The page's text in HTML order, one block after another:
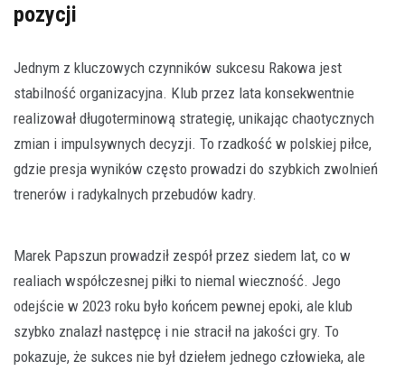
pozycji
Jednym z kluczowych czynników sukcesu Rakowa jest
stabilność organizacyjna. Klub przez lata konsekwentnie
realizował długoterminową strategię, unikając chaotycznych
zmian i impulsywnych decyzji. To rzadkość w polskiej piłce,
gdzie presja wyników często prowadzi do szybkich zwolnień
trenerów i radykalnych przebudów kadry.
Marek Papszun prowadził zespół przez siedem lat, co w
realiach współczesnej piłki to niemal wieczność. Jego
odejście w 2023 roku było końcem pewnej epoki, ale klub
szybko znalazł następcę i nie stracił na jakości gry. To
pokazuje, że sukces nie był dziełem jednego człowieka, ale